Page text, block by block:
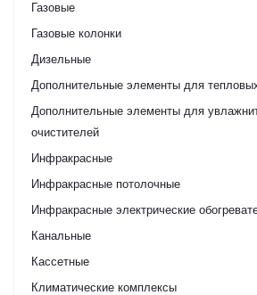
Газовые
Газовые колонки
Дизельные
Дополнительные элементы для
Дополнительные элементы для
очистителей
Инфракрасные
Инфракрасные потолочные
Инфракрасные электрические
Канальные
Кассетные
Климатические комплексы